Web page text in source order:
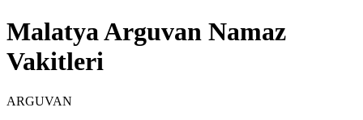
Malatya Arguvan Namaz
Vakitleri
ARGUVAN